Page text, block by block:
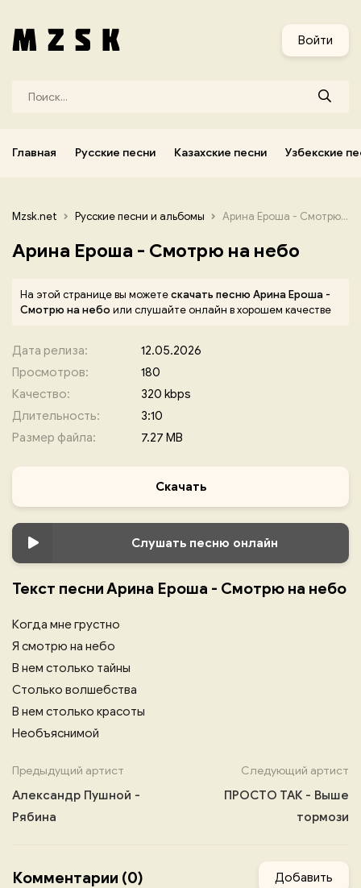
Войти
Главная Русские песни Казахские песни Узбекские
Mzsk.net Русские песни и альбомы Арина Ероша - Смотрю на небо
Арина Ероша - Смотрю на небо
На этой странице вы можетескачать песню Арина Ероша -
Смотрю на небо или слушайте онлайн в хорошем качестве
Дата релиза:
12.05.2026
Просмотров:
180
Качество:
320 kbps
Длительность:
3:10
Размер файла:
7.27 MB
Скачать
Слушать песню онлайн
Текст песни Арина Ероша - Смотрю на небо
Когда мне грустно
Я смотрю на небо
В нем столько тайны
Столько волшебства
В нем столько красоты
Необъяснимой
Предыдущий артист
Александр Пушной -
Рябина
Следующий артист
ПРОСТО ТАК - Выше
тормози
Комментарии (0) Добавить
Узбекские песни Корейские песни